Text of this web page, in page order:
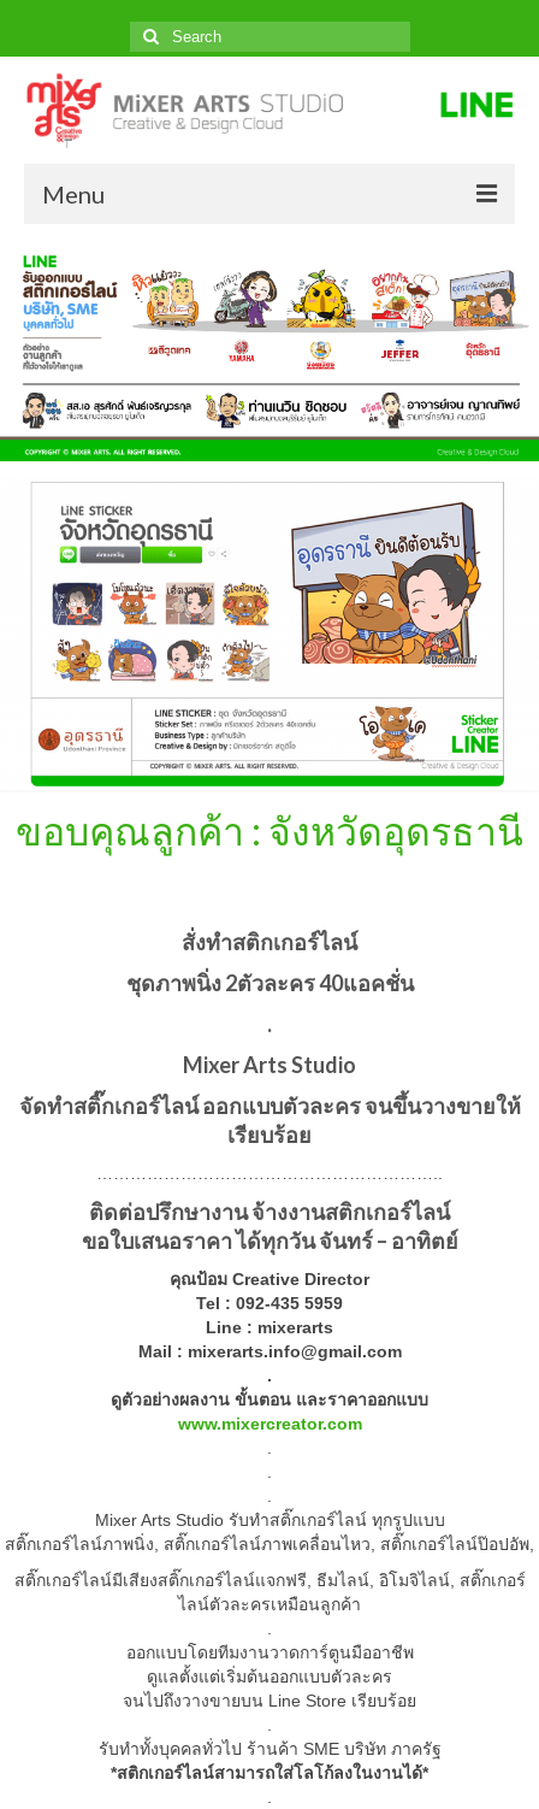
Search
for:
Menu
หน้าแรก
ผลงานของเรา
ราคา
ติดต่อสั่งทำ
บทความ
ขอบคุณลูกค้า : จังหวัดอุดรธานี
สั่งทำสติกเกอร์ไลน์
ชุดภาพนิ่ง 2ตัวละคร 40แอคชั่น
.
Mixer Arts Studio
จัดทำสติ๊กเกอร์ไลน์ออกแบบตัวละคร จนขึ้นวางขายให้
เรียบร้อย
ติดต่อปรึกษางาน จ้างงานสติกเกอร์ไลน์
ขอใบเสนอราคา ได้ทุกวัน จันทร์ – อาทิตย์
คุณป้อม Creative Director
Tel : 092-435 5959
Line : mixerarts
Mail : mixerarts.info@gmail.com
.
ดูตัวอย่างผลงาน ขั้นตอน และราคาออกแบบ
www.mixercreator.com
Mixer Arts Studio รับทำสติ๊กเกอร์ไลน์ ทุกรูปแบบ
สติ๊กเกอร์ไลน์ภาพนิ่ง, สติ๊กเกอร์ไลน์ภาพเคลื่อนไหว, สติ๊กเกอร์ไลน์ป๊อปอัพ,
สติ๊กเกอร์ไลน์มีเสียงสติ๊กเกอร์ไลน์แจกฟรี, ธีมไลน์, อิโมจิไลน์, สติ๊กเกอร์
ไลน์ตัวละครเหมือนลูกค้า
ออกแบบโดยทีมงานวาดการ์ตูนมืออาชีพ
ดูแลตั้งแต่เริ่มต้นออกแบบตัวละคร
จนไปถึงวางขายบน Line Store เรียบร้อย
รับทำทั้งบุคคลทั่วไป ร้านค้า SME บริษัท ภาครัฐ
*สติกเกอร์ไลน์สามารถใส่โลโก้ลงในงานได้*